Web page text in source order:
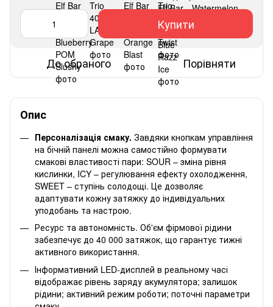
Купити
До обраного Порівняти
Опис
Персоналізація смаку. Завдяки кнопкам управління
на бічній панелі можна самостійно формувати
смакові властивості пари: SOUR – зміна рівня
кислинки, ICY – регулювання ефекту охолодження,
SWEET – ступінь солодощі. Це дозволяє
адаптувати кожну затяжку до індивідуальних
уподобань та настрою.
Ресурс та автономність. Об'єм фірмової рідини
забезпечує до 40 000 затяжок, що гарантує тижні
активного використання.
Інформативний LED-дисплей в реальному часі
відображає рівень заряду акумулятора; залишок
рідини; активний режим роботи; поточні параметри